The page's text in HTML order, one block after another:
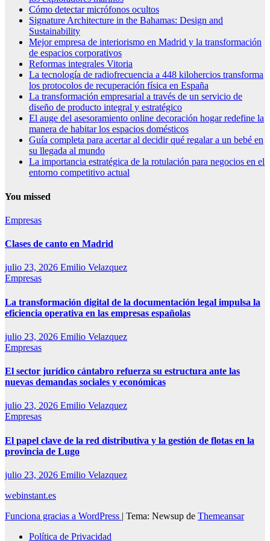
Cómo detectar micrófonos ocultos
Signature Architecture in the Bahamas: Design and
Sustainability
Mejor empresa de interiorismo en Madrid y la transformación
de espacios corporativos
Reformas integrales Vitoria
La tecnología de radiofrecuencia a 448 kilohercios transforma
los protocolos de recuperación física en España
La transformación empresarial a través de un servicio de
diseño de producto integral y estratégico
El auge del asesoramiento online decoración hogar redefine la
manera de habitar los espacios domésticos
Guía completa para acertar al decidir qué regalar a un bebé en
su llegada al mundo
La importancia estratégica de la rotulación para negocios en el
entorno competitivo actual
You missed
Empresas
Clases de canto en Madrid
julio 23, 2026 Emilio Velazquez
Empresas
La transformación digital de la documentación legal impulsa la
eficiencia operativa en las empresas españolas
julio 23, 2026 Emilio Velazquez
Empresas
El sector jurídico cántabro refuerza su estructura ante las
nuevas demandas sociales y económicas
julio 23, 2026 Emilio Velazquez
Empresas
El papel clave de la red distributiva y la gestión de flotas en la
provincia de Lugo
julio 23, 2026 Emilio Velazquez
webinstant.es
Funciona gracias a WordPress | Tema: Newsup de Themeansar
Política de Privacidad